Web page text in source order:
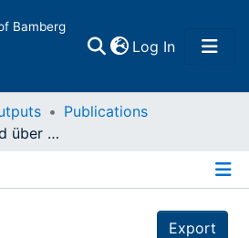
Bamberg
Log In(current)
Publications
Auskünfte von und über Oskar Pastior
Export